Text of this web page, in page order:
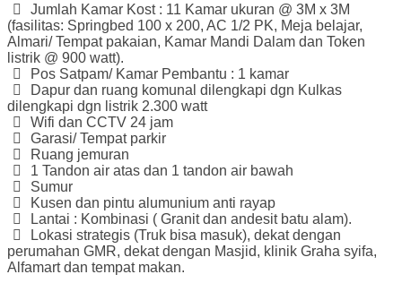
Jumlah Kamar Kost : 11 Kamar ukuran @ 3M x 3M
(fasilitas: Springbed 100 x 200, AC 1/2 PK, Meja belajar,
Almari/ Tempat pakaian, Kamar Mandi Dalam dan Token
listrik @ 900 watt).
Pos Satpam/ Kamar Pembantu : 1 kamar
Dapur dan ruang komunal dilengkapi dgn Kulkas
dilengkapi dgn listrik 2.300 watt
Wifi dan CCTV 24 jam
Garasi/ Tempat parkir
⁠Ruang jemuran
⁠1 Tandon air atas dan 1 tandon air bawah
⁠Sumur
⁠Kusen dan pintu alumunium anti rayap
⁠Lantai : Kombinasi ( Granit dan andesit batu alam).
⁠Lokasi strategis (Truk bisa masuk), dekat dengan
perumahan GMR, dekat dengan Masjid, klinik Graha syifa,
Alfamart dan tempat makan.